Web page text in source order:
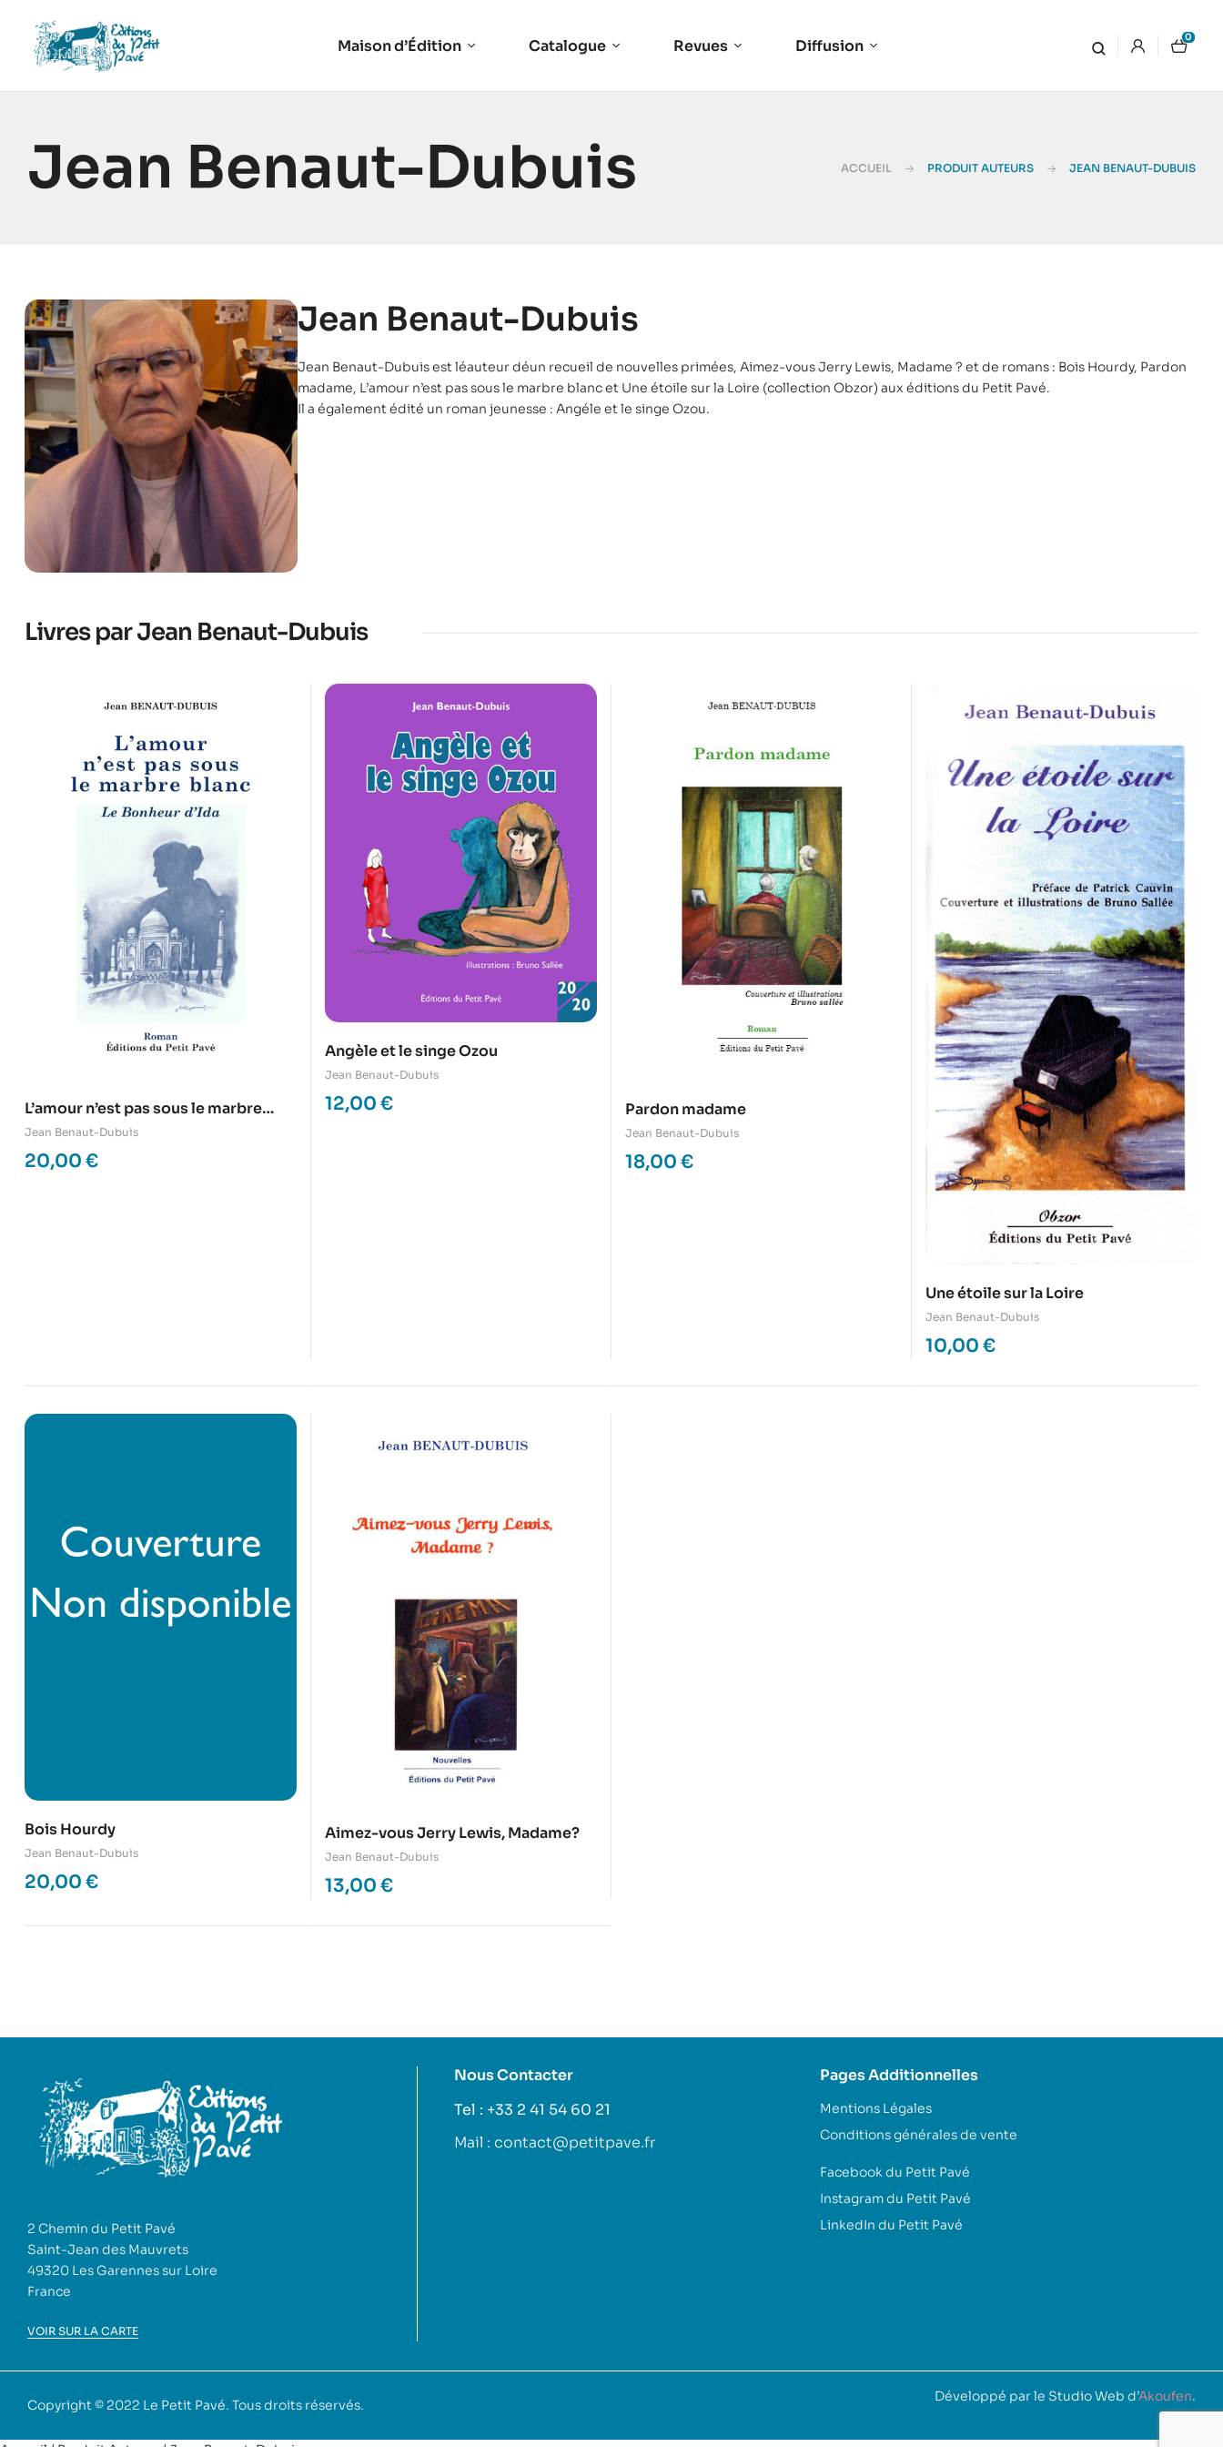
Maison d’Édition Catalogue Revues Diffusion 0
Jean Benaut-Dubuis ACCUEIL PRODUIT AUTEURS JEAN BENAUT-DUBUIS
Jean Benaut-Dubuis
Jean Benaut-Dubuis est léauteur déun recueil de nouvelles primées, Aimez-vous Jerry Lewis, Madame ? et de romans : Bois Hourdy, Pardon
madame, L’amour n’est pas sous le marbre blanc et Une étoile sur la Loire (collection Obzor) aux éditions du Petit Pavé.
Il a également édité un roman jeunesse : Angéle et le singe Ozou.
Livres par Jean Benaut-Dubuis
L’amour n’est pas sous le marbre
blanc – Le bonheur d’Ida
Jean Benaut-Dubuis
20,00 €
Angèle et le singe Ozou
Jean Benaut-Dubuis
12,00 € Pardon madame
Jean Benaut-Dubuis
18,00 €
Une étoile sur la Loire
Jean Benaut-Dubuis
10,00 €
Bois Hourdy
Jean Benaut-Dubuis
20,00 €
Aimez-vous Jerry Lewis, Madame?
Jean Benaut-Dubuis
13,00 €
2 Chemin du Petit Pavé
Saint-Jean des Mauvrets
49320 Les Garennes sur Loire
France
VOIR SUR LA CARTE
Nous Contacter
Tel : +33 2 41 54 60 21
Mail : contact@petitpave.fr
Pages Additionnelles
Mentions Légales
Conditions générales de vente
Facebook du Petit Pavé
Instagram du Petit Pavé
LinkedIn du Petit Pavé
Copyright © 2022 Le Petit Pavé. Tous droits réservés.
Développé par le Studio Web d’Akoufen.